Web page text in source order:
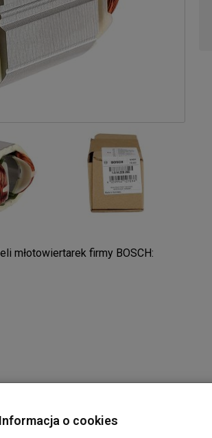
młotowiertarek firmy BOSCH:
Informacja o cookies